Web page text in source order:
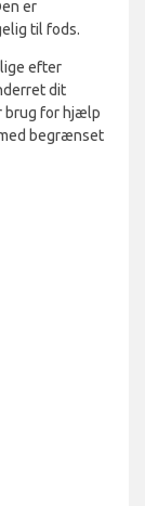
er
til fods.
efter
dit
brug for hjælp
begrænset